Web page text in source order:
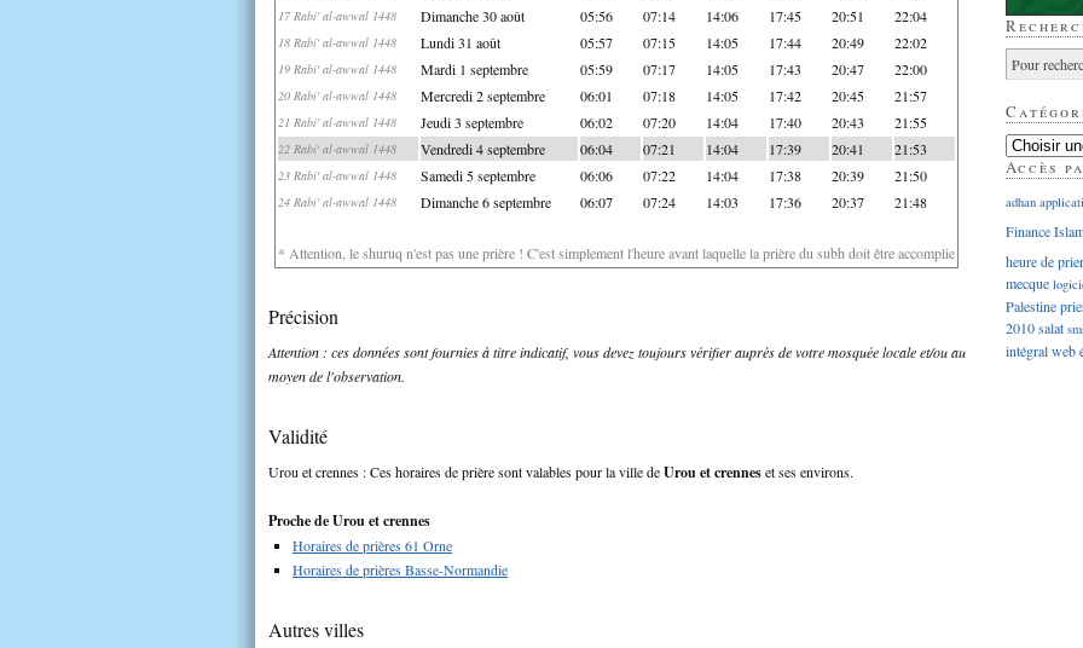
17 Rabi' al-awwal 1448 Dimanche 30 août 05:56 07:14 14:06 17:45 20:51 22:04
18 Rabi' al-awwal 1448 Lundi 31 août 05:57 07:15 14:05 17:44 20:49 22:02
19 Rabi' al-awwal 1448 Mardi 1 septembre 05:59 07:17 14:05 17:43 20:47 22:00
20 Rabi' al-awwal 1448 Mercredi 2 septembre 06:01 07:18 14:05 17:42 20:45 21:57
21 Rabi' al-awwal 1448 Jeudi 3 septembre 06:02 07:20 14:04 17:40 20:43 21:55
22 Rabi' al-awwal 1448 Vendredi 4 septembre 06:04 07:21 14:04 17:39 20:41 21:53
23 Rabi' al-awwal 1448 Samedi 5 septembre 06:06 07:22 14:04 17:38 20:39 21:50
24 Rabi' al-awwal 1448 Dimanche 6 septembre 06:07 07:24 14:03 17:36 20:37 21:48
* Attention, le shuruq n'est pas une prière ! C'est simplement l'heure avant laquelle la prière du subh doit être accomplie
Précision
Attention : ces données sont fournies à titre indicatif, vous devez toujours vérifier auprès de votre mosquée locale et/ou au
moyen de l'observation.
Validité
Urou et crennes : Ces horaires de prière sont valables pour la ville deUrou et crenneset ses environs.
Proche de Urou et crennes
Horaires de prières 61 Orne
Horaires de prières Basse-Normandie
Autres villes
Accès
adhan
Finance
heure de
mecque
Palestine
2010salat
intégralweb